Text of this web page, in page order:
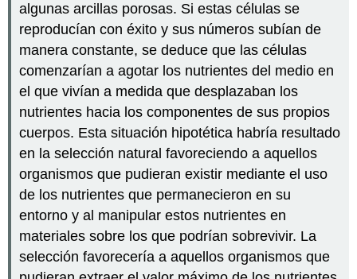
algunas arcillas porosas. Si estas células se
reproducían con éxito y sus números subían de
manera constante, se deduce que las células
comenzarían a agotar los nutrientes del medio en
el que vivían a medida que desplazaban los
nutrientes hacia los componentes de sus propios
cuerpos. Esta situación hipotética habría resultado
en la selección natural favoreciendo a aquellos
organismos que pudieran existir mediante el uso
de los nutrientes que permanecieron en su
entorno y al manipular estos nutrientes en
materiales sobre los que podrían sobrevivir. La
selección favorecería a aquellos organismos que